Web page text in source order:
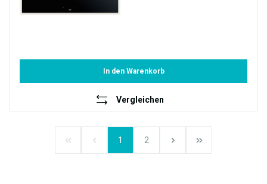
In den Warenkorb
Vergleichen
1 2